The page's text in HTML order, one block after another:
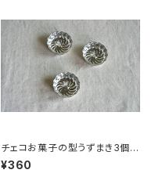
チェコお菓子の型うずまき3個組
Q
¥360